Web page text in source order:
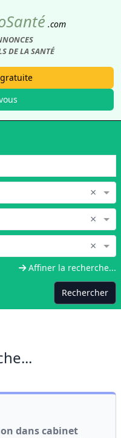
Santé .com
DE LA SANTÉ
×
×
×
Affiner la recherche...
Rechercher
dans cabinet